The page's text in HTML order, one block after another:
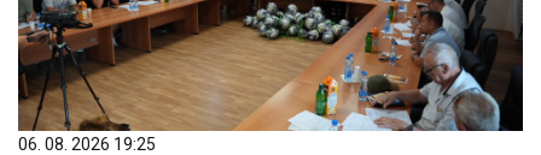
06. 08. 2026 19:25